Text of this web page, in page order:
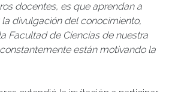
docentes, es que aprendan a
divulgación del conocimiento,
Facultad de Ciencias de nuestra
están motivando la